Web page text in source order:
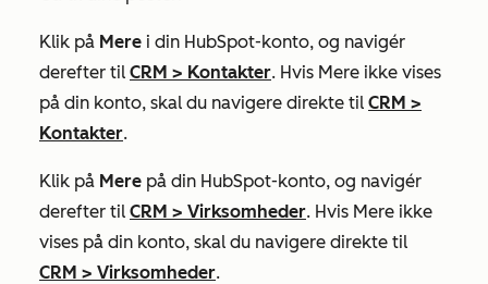
Klik på Mere i din HubSpot-konto, og navigér
derefter til CRM > Kontakter. Hvis Mere ikke vises
på din konto, skal du navigere direkte til CRM >
Kontakter.
Klik på Mere på din HubSpot-konto, og navigér
derefter til CRM > Virksomheder. Hvis Mere ikke
vises på din konto, skal du navigere direkte til
CRM > Virksomheder.